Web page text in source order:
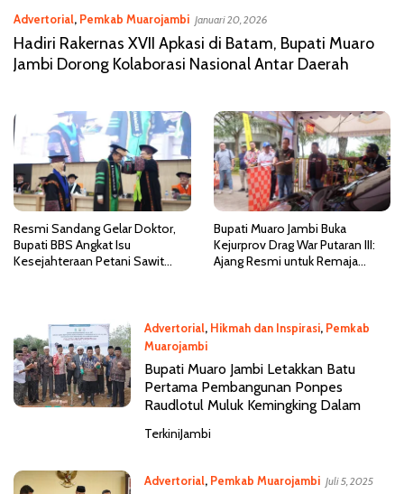
Advertorial, Pemkab Muarojambi Januari 20, 2026
Hadiri Rakernas XVII Apkasi di Batam, Bupati Muaro
Jambi Dorong Kolaborasi Nasional Antar Daerah
Resmi Sandang Gelar Doktor,
Bupati BBS Angkat Isu
Kesejahteraan Petani Sawit
Bupati Muaro Jambi Buka
Kejurprov Drag War Putaran III:
Ajang Resmi untuk Remaja
Advertorial, Hikmah dan Inspirasi, Pemkab
Muarojambi
Juli 5, 2025
Bupati Muaro Jambi Letakkan Batu
Pertama Pembangunan Ponpes
Raudlotul Muluk Kemingking Dalam
TerkiniJambi
Advertorial, Pemkab Muarojambi Juli 5, 2025